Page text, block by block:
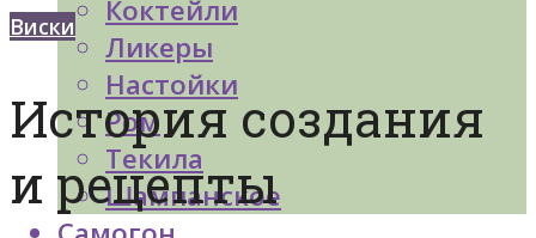
Коктейли
Ликеры
Настойки
Ром
Текила
Шампанское
Виски
История создания
и рецепты